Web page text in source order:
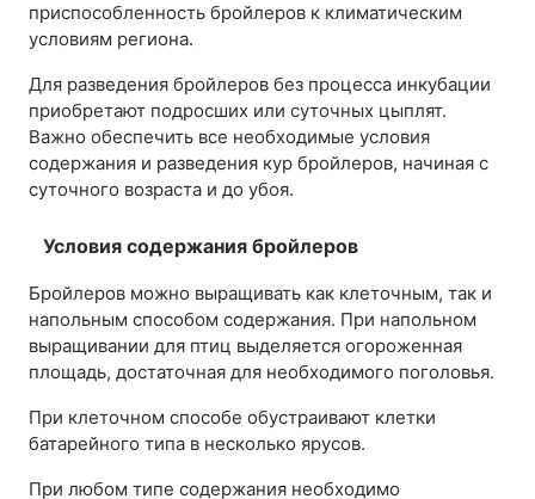
приспособленность бройлеров к климатическим
условиям региона.
Для разведения бройлеров без процесса инкубации
приобретают подросших или суточных цыплят.
Важно обеспечить все необходимые условия
содержания и разведения кур бройлеров, начиная с
суточного возраста и до убоя.
Условия содержания бройлеров
Бройлеров можно выращивать как клеточным, так и
напольным способом содержания. При напольном
выращивании для птиц выделяется огороженная
площадь, достаточная для необходимого поголовья.
При клеточном способе обустраивают клетки
батарейного типа в несколько ярусов.
При любом типе содержания необходимо